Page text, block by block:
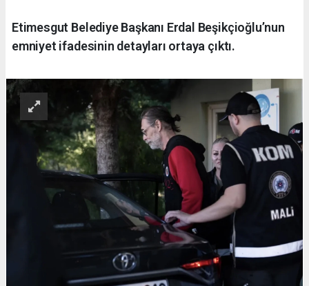
Etimesgut Belediye Başkanı Erdal Beşikçioğlu’nun
emniyet ifadesinin detayları ortaya çıktı.